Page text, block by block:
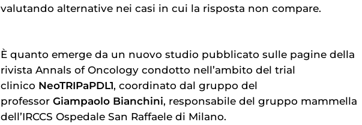
valutando alternative nei casi in cui la risposta non compare.
È quanto emerge da un nuovo studio pubblicato sulle pagine della
rivista Annals of Oncology condotto nell’ambito del trial
clinico NeoTRIPaPDL1, coordinato dal gruppo del
professor Giampaolo Bianchini, responsabile del gruppo mammella
dell’IRCCS Ospedale San Raffaele di Milano.